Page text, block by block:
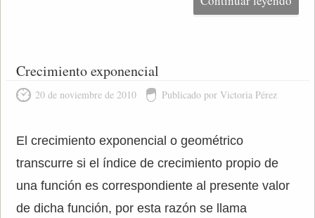
Crecimiento exponencial
20 de noviembre de 2010 Publicado por Victoria Pérez
El crecimiento exponencial o geométrico
transcurre si el índice de crecimiento propio de
una función es correspondiente al presente valor
de dicha función, por esta razón se llama